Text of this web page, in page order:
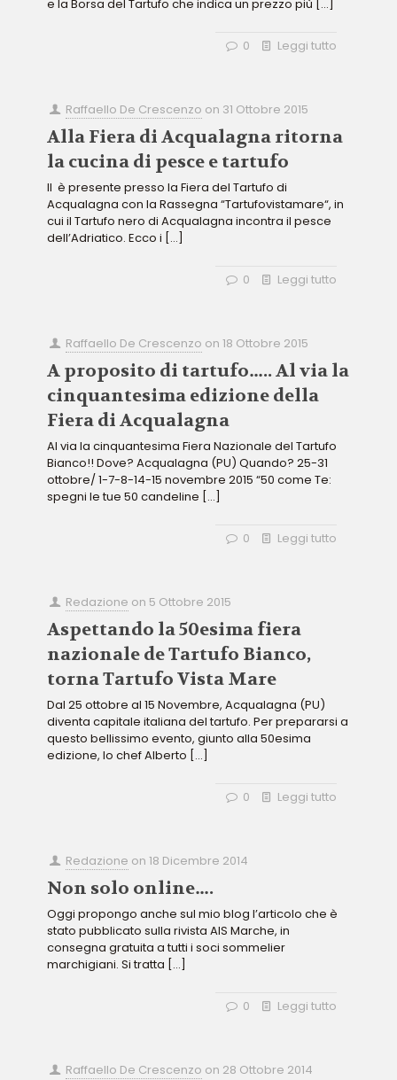
e la Borsa del Tartufo che indica un prezzo più […]
0 Leggi tutto
Raffaello De Crescenzo on 31 Ottobre 2015
Alla Fiera di Acqualagna ritorna
la cucina di pesce e tartufo
Il è presente presso la Fiera del Tartufo di
Acqualagna con la Rassegna “Tartufovistamare“, in
cui il Tartufo nero di Acqualagna incontra il pesce
dell’Adriatico. Ecco i […]
0 Leggi tutto
Raffaello De Crescenzo on18 Ottobre 2015
A proposito di tartufo….. Al via la
cinquantesima edizione della
Fiera di Acqualagna
Al via la cinquantesima Fiera Nazionale del Tartufo
Bianco!! Dove? Acqualagna (PU) Quando? 25-31
ottobre/ 1-7-8-14-15 novembre 2015 “50 come Te:
spegni le tue 50 candeline […]
0 Leggi tutto
Redazione on 5 Ottobre 2015
Aspettando la 50esima fiera
nazionale de Tartufo Bianco,
torna Tartufo Vista Mare
Dal 25 ottobre al 15 Novembre, Acqualagna (PU)
diventa capitale italiana del tartufo. Per prepararsi a
questo bellissimo evento, giunto alla 50esima
edizione, lo chef Alberto […]
0 Leggi tutto
Redazione on18 Dicembre 2014
Non solo online….
Oggi propongo anche sul mio blog l’articolo che è
stato pubblicato sulla rivista AIS Marche, in
consegna gratuita a tutti i soci sommelier
marchigiani. Si tratta […]
0 Leggi tutto
Raffaello De Crescenzo on 28 Ottobre 2014